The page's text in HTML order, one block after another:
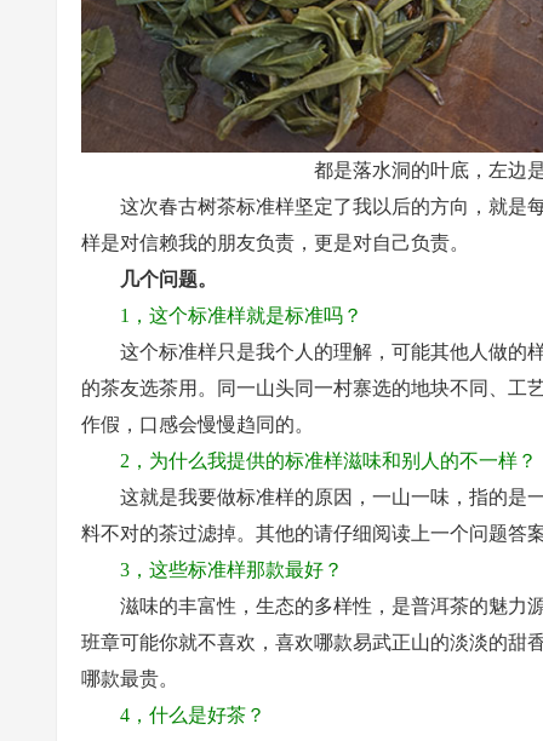
都是落水洞的叶底，左边
这次春古树茶标准样坚定了我以后的方向，就是
样是对信赖我的朋友负责，更是对自己负责。
几个问题。
1，这个标准样就是标准吗？
这个标准样只是我个人的理解，可能其他人做的
的茶友选茶用。同一山头同一村寨选的地块不同、工
作假，口感会慢慢趋同的。
2，为什么我提供的标准样滋味和别人的不一样？
这就是我要做标准样的原因，一山一味，指的是
料不对的茶过滤掉。其他的请仔细阅读上一个问题答
3，这些标准样那款最好？
滋味的丰富性，生态的多样性，是普洱茶的魅力
班章可能你就不喜欢，喜欢哪款易武正山的淡淡的甜
哪款最贵。
4，什么是好茶？